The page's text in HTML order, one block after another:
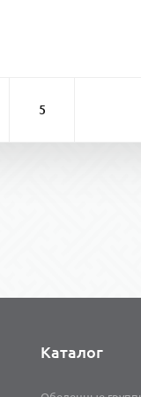
5
Каталог